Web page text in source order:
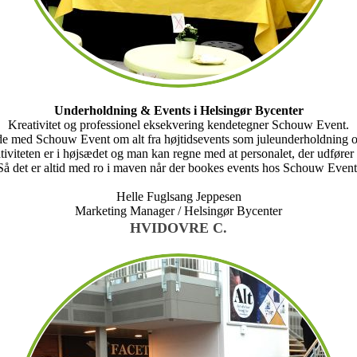
Underholdning & Events i Helsingør Bycenter
Kreativitet og professionel eksekvering kendetegner Schouw Event.
med Schouw Event om alt fra højtidsevents som
er i højsædet og man kan regne med at personalet, der
det er altid med ro i maven når der bookes events hos Schouw
Helle Fuglsang Jeppesen
Marketing Manager / Helsingør Bycenter
HVIDOVRE C.